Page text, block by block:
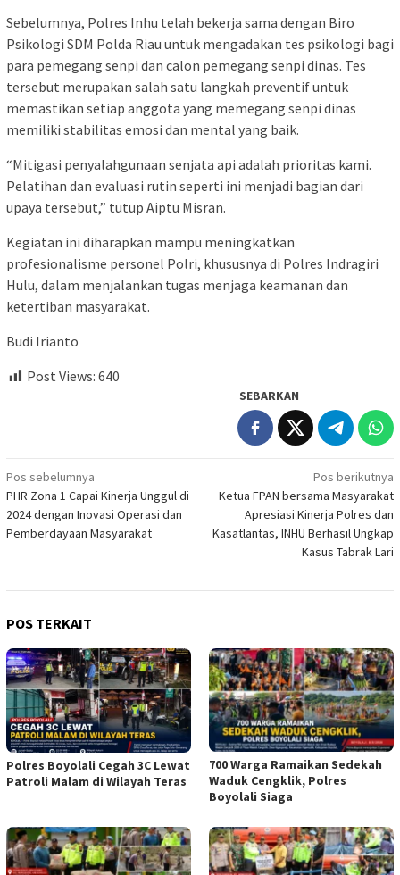
Sebelumnya, Polres Inhu telah bekerja sama dengan Biro
Psikologi SDM Polda Riau untuk mengadakan tes psikologi bagi
para pemegang senpi dan calon pemegang senpi dinas. Tes
tersebut merupakan salah satu langkah preventif untuk
memastikan setiap anggota yang memegang senpi dinas
memiliki stabilitas emosi dan mental yang baik.
“Mitigasi penyalahgunaan senjata api adalah prioritas kami.
Pelatihan dan evaluasi rutin seperti ini menjadi bagian dari
upaya tersebut,” tutup Aiptu Misran.
Kegiatan ini diharapkan mampu meningkatkan
profesionalisme personel Polri, khususnya di Polres Indragiri
Hulu, dalam menjalankan tugas menjaga keamanan dan
ketertiban masyarakat.
Budi Irianto
Post Views: 640
SEBARKAN
Navigasi
pos
Pos sebelumnya
PHR Zona 1 Capai Kinerja Unggul di
2024 dengan Inovasi Operasi dan
Pemberdayaan Masyarakat
Pos berikutnya
Ketua FPAN bersama Masyarakat
Apresiasi Kinerja Polres dan
Kasatlantas, INHU Berhasil Ungkap
Kasus Tabrak Lari
POS TERKAIT
Polres Boyolali Cegah 3C Lewat
Patroli Malam di Wilayah Teras
700 Warga Ramaikan Sedekah
Waduk Cengklik, Polres
Boyolali Siaga